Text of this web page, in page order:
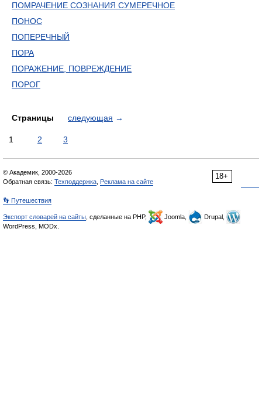
ПОМРАЧЕНИЕ СОЗНАНИЯ СУМЕРЕЧНОЕ
ПОНОС
ПОПЕРЕЧНЫЙ
ПОРА
ПОРАЖЕНИЕ, ПОВРЕЖДЕНИЕ
ПОРОГ
Страницы следующая →
1 2 3
18+
© Академик, 2000-2026
Обратная связь: Техподдержка Реклама на сайте
👣 Путешествия
Экспорт словарей на сайты , сделанные на PHP, Joomla,
Drupal,
WordPress, MODx.